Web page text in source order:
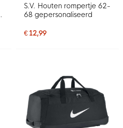
S.V. Houten rompertje 62-
68 gepersonaliseerd
€ 12,99